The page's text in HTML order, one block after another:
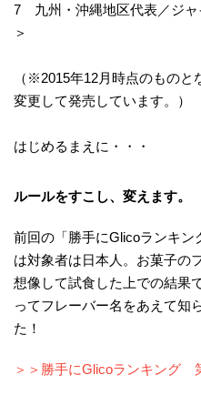
7 九州・沖縄地区代表／ジャ
＞
（※2015年12月時点のもの
変更して発売しています。）
はじめるまえに・・・
ルールをすこし、変えます。
前回の「勝手にGlicoランキ
は対象者は日本人。お菓子の
想像して試食した上での結果
ってフレーバー名をあえて知
た！
＞＞勝手にGlicoランキング